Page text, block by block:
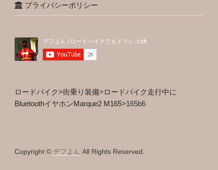
プライバシーポリシー
ロードバイク>街乗り装備>ロードバイク走行中に
BluetoothイヤホンMarque2 M165>165b6
Copyright © デフよん All Rights Reserved.